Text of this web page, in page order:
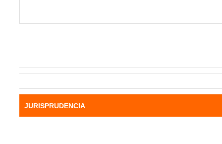
JURISPRUDENCIA